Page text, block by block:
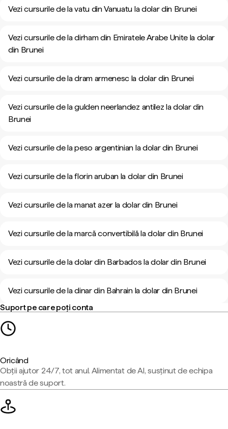
Vezi cursurile de la vatu din Vanuatu la dolar din Brunei
Vezi cursurile de la dirham din Emiratele Arabe Unite la dolar
din Brunei
Vezi cursurile de la dram armenesc la dolar din Brunei
Vezi cursurile de la gulden neerlandez antilez la dolar din
Brunei
Vezi cursurile de la peso argentinian la dolar din Brunei
Vezi cursurile de la florin aruban la dolar din Brunei
Vezi cursurile de la manat azer la dolar din Brunei
Vezi cursurile de la marcă convertibilă la dolar din Brunei
Vezi cursurile de la dolar din Barbados la dolar din Brunei
Vezi cursurile de la dinar din Bahrain la dolar din Brunei
Suport pe care poți conta
Oricând
Obții ajutor 24/7, tot anul. Alimentat de AI, susținut de echipa
noastră de suport.